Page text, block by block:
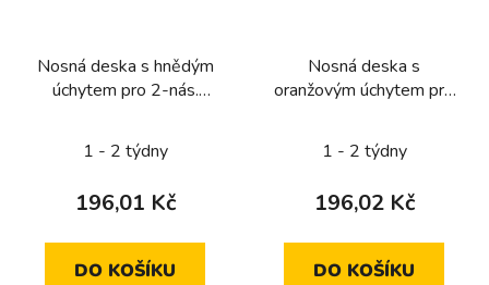
Nosná deska s hnědým
úchytem pro 2-nás.
1 - 2 týdny
196,01 Kč
DO KOŠÍKU
Nosná deska s
oranžovým úchytem pro
1 - 2 týdny
196,02 Kč
DO KOŠÍKU